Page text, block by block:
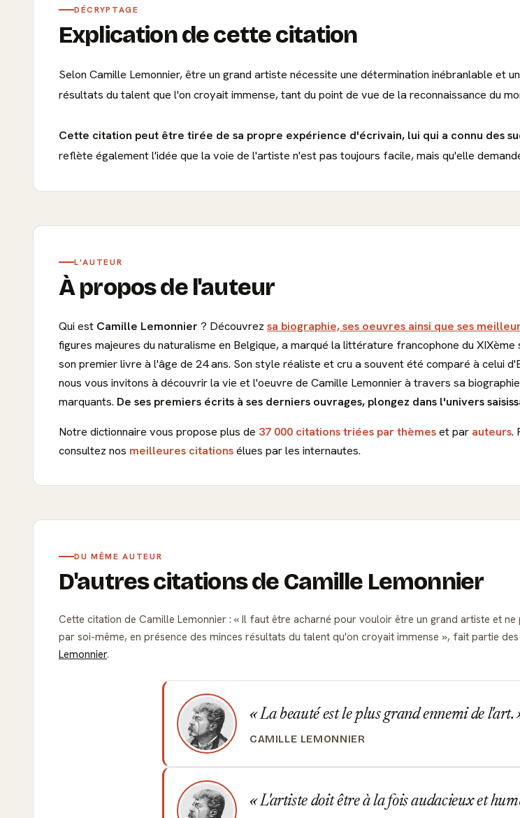
DÉCRYPTAGE
Explication de cette citation
Selon Camille Lemonnier, être un grand artiste nécessite une détermination inébranlable et
résultats du talent que l'on croyait immense, tant du point de vue de la reconnaissance du
Cette citation peut être tirée de sa propre expérience d'écrivain, lui qui a connu des
reflète également l'idée que la voie de l'artiste n'est pas toujours facile, mais qu'elle
L'AUTEUR
À propos de l'auteur
Qui est Camille Lemonnier? Découvrez sa biographie, ses oeuvres ainsi que ses
figures majeures du naturalisme en Belgique, a marqué la littérature francophone du
son premier livre à l'âge de 24 ans. Son style réaliste et cru a souvent été comparé à celui
nous vous invitons à découvrir la vie et l'oeuvre de Camille Lemonnier à travers sa
marquants. De ses premiers écrits à ses derniers ouvrages, plongez dans l'univers
Notre dictionnaire vous propose plus de 37 000 citations triées par thèmeset par auteurs.
consultez nos meilleures citationsélues par les internautes.
DU MÊME AUTEUR
D'autres citations de Camille Lemonnier
Cette citation de Camille Lemonnier :
Il faut être acharné pour vouloir être un grand artiste et
par soi-même, en présence des minces résultats du talent qu'on croyait immense
, fait partie
Lemonnier.
La beauté est le plus grand ennemi de l'art.
CAMILLE LEMONNIER
L'artiste doit être à la fois audacieux et